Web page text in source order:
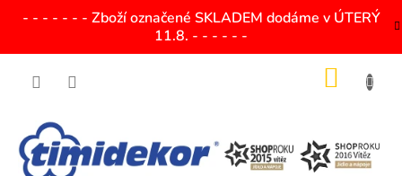
- - - - - - - Zboží označené SKLADEM dodáme v ÚTERÝ
11.8. - - - - - -